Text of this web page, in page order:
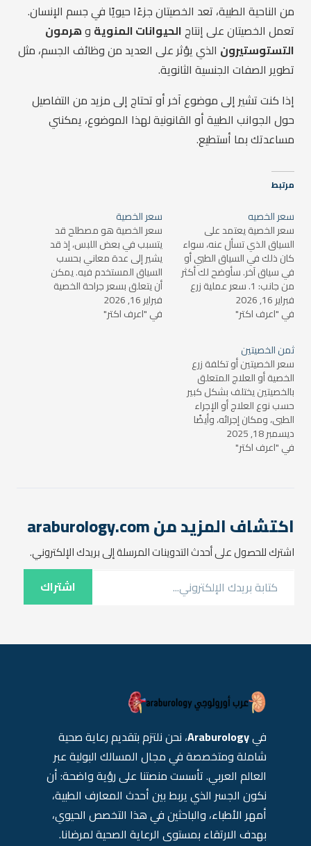
من الناحية الطبية، تعد الخصيتان جزءًا حيويًا في جسم الإنسان.
تعمل الخصيتان على إنتاجالحيوانات المنوية وهرمون
التستوستيرون الذي يؤثر على العديد من وظائف الجسم، مثل
تطوير الصفات الجنسية الثانوية.
إذا كنت تشير إلى موضوع آخر أو تحتاج إلى مزيد من التفاصيل
حول الجوانب الطبية أو القانونية لهذا الموضوع، يمكنني
مساعدتك بما أستطيع.
مرتبط
سعر الخصيه
سعر الخصية يعتمد على
السياق الذي تسأل عنه، سواء
كان ذلك في السياق الطبي أو
في سياق آخر. سأوضح لك أكثر
من جانب: 1. سعر عملية زرع
الخصية (أو جراحة الخصية) إذا
كنت تشير إلى تكلفة إجراء
مثل زرع خصية أو إجراء جراحة
خصية لعلاج بعض…
فبراير 16, 2026
في "اعرف اكتر"
سعر الخصية
سعر الخصية هو مصطلح قد
يتسبب في بعض اللبس، إذ قد
يشير إلى عدة معاني بحسب
السياق المستخدم فيه. يمكن
أن يتعلق بسعر جراحة الخصية
أو تكاليف علاج مشاكل الخصية
أو ربما يتعلق بسعر الخصية في
فبراير 16, 2026
في "اعرف اكتر"
ثمن الخصيتين
سعر الخصيتين أو تكلفة زرع
الخصية أو العلاج المتعلق
بالخصيتين يختلف بشكل كبير
حسب نوع العلاج أو الإجراء
الطبي، ومكان إجرائه، وأيضًا
التخصص الطبي الذي يتم من
خلاله العلاج. سأقوم بتوضيح
الاصطناعية…
ديسمبر 18, 2025
في "اعرف اكتر"
اكتشاف المزيد من araburology.com
اشترك للحصول على أحدث التدوينات المرسلة إلى بريدك الإلكتروني.
اشتراك
فيAraburology، نحن نلتزم بتقديم رعاية صحية
شاملة ومتخصصة في مجال المسالك البولية عبر
العالم العربي. تأسست منصتنا على رؤية واضحة: أن
نكون الجسر الذي يربط بين أحدث المعارف الطبية،
أمهر الأطباء، والباحثين في هذا التخصص الحيوي،
بهدف الارتقاء بمستوى الرعاية الصحية لمرضانا.